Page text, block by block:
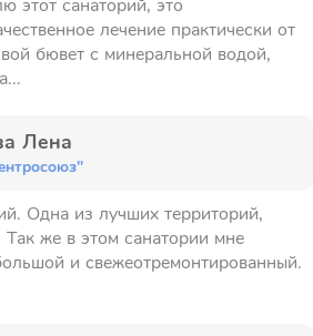
этот санаторий, это
лечение практически от
бювет с минеральной водой,
Лена
Одна из лучших территорий,
же в этом санатории мне
и свежеотремонтированный.